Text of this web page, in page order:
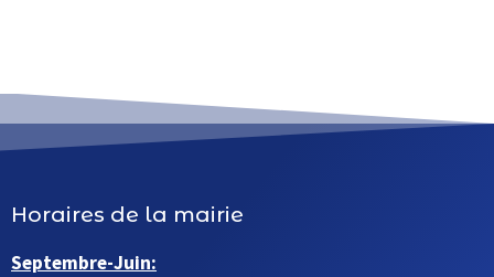
Horaires de la mairie
Septembre-Juin: